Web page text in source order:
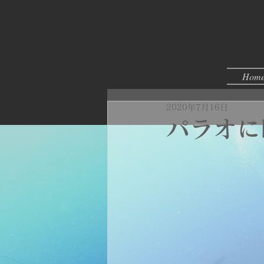
パラオ
2020年7月16日